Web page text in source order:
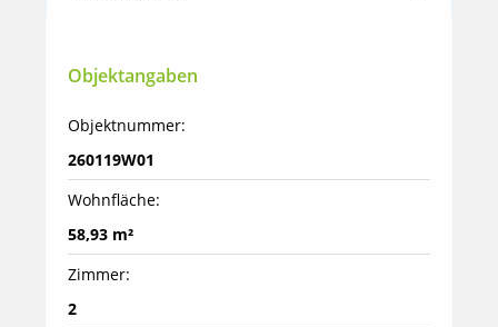
Objektangaben
Objektnummer:
260119W01
Wohnfläche:
58,93 m²
Zimmer:
2